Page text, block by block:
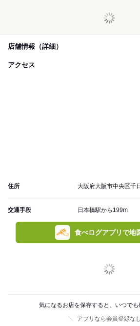
店舗情報（詳細）
アクセス
住所 大阪府大阪市中央区千
交通手段 日本橋駅から199m
食べログアプリで地
気になるお店を保存すると、いつでも
アプリなら会員登録なし